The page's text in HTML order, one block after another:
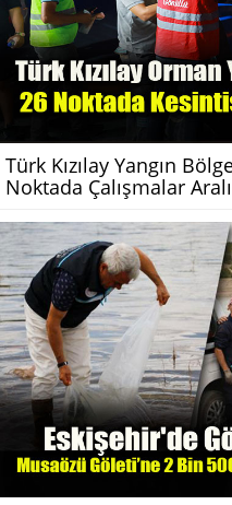
Türk Kızılay Yangın
Noktada Çalışmalar